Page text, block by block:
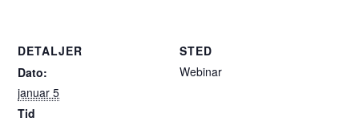
DETALJER
Dato:
januar 5
Tid
STED
Webinar